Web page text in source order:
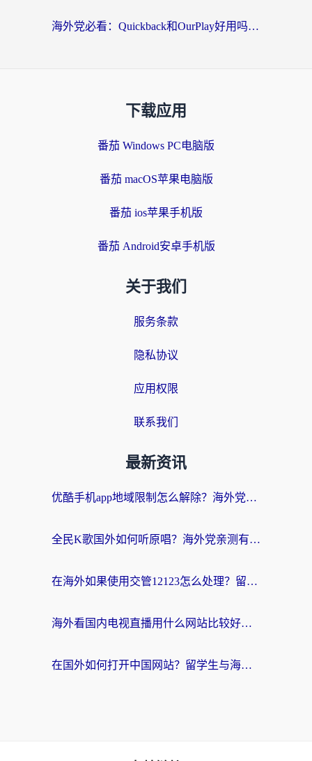
海外党必看：Quickback和OurPlay好用吗？3分钟选对回国加速器，无缝刷剧玩游戏
下载应用
番茄 Windows PC电脑版
番茄 macOS苹果电脑版
番茄 ios苹果手机版
番茄 Android安卓手机版
关于我们
服务条款
隐私协议
应用权限
联系我们
最新资讯
优酷手机app地域限制怎么解除？海外党亲测有效的追剧方案
全民K歌国外如何听原唱？海外党亲测有效的回国加速器选择指南
在海外如果使用交管12123怎么处理？留学生亲测有效的回国加速方案
海外看国内电视直播用什么网站比较好？一篇解决你所有追剧难题的实用指南
在国外如何打开中国网站？留学生与海外华人的无缝访问指南